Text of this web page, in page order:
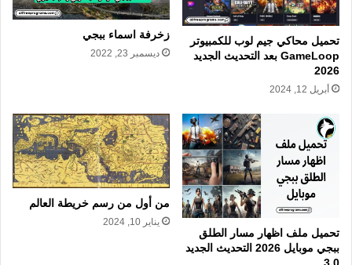
تحميل محاكي جيم لوب للكمبيوتر
GameLoop بعد التحديث الجديد
2026
أبريل 12, 2024
زخرفة اسماء ببجي
ديسمبر 23, 2022
تحميل ملف اظهار مسار الطلق
ببجي موبايل 2026 التحديث الجديد
من أول من رسم خريطة العالم
يناير 10, 2024